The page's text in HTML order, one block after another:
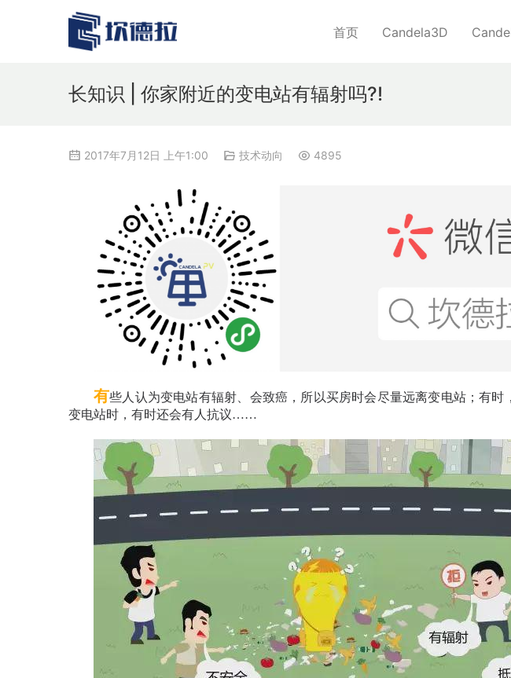
首页 Candela3D
长知识 | 你家附近的变电站有辐射吗?!
2017年7月12日 上午1:00 技术动向 4895
有些人认为变电站有辐射、会致癌，所以买房时会尽量远离变电站；有
变电站时，有时还会有人抗议……